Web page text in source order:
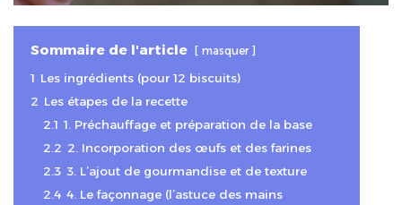
Sommaire de l'article masquer
1 Les ingrédients (pour 12 biscuits)
2 Les étapes de la recette
2.1 1. Préchauffage et préparation de la base
2.2 2. Incorporation des œufs et des farines
2.3 3. L’ajout de gourmandise et de texture
2.4 4. Le façonnage (l’astuce des mains